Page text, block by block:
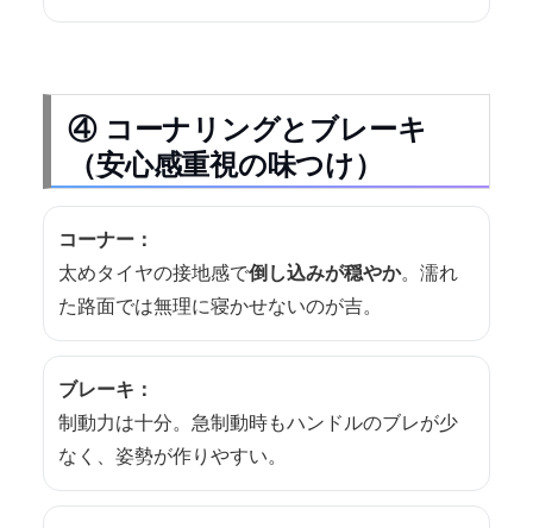
④ コーナリングとブレーキ
（安心感重視の味つけ）
コーナー：
太めタイヤの接地感で倒し込みが穏やか。濡れ
た路面では無理に寝かせないのが吉。
ブレーキ：
制動力は十分。急制動時もハンドルのブレが少
なく、姿勢が作りやすい。